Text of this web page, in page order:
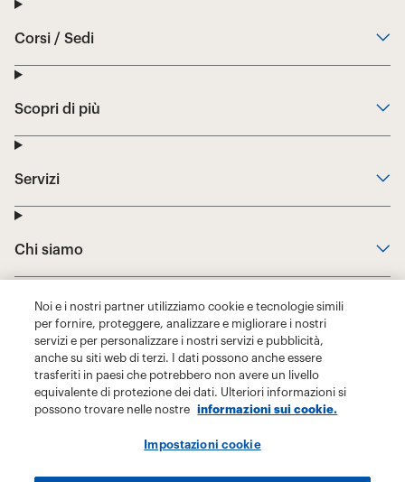
Noi e i nostri partner utilizziamo cookie e tecnologie simili
per fornire, proteggere, analizzare e migliorare i nostri
servizi e per personalizzare i nostri servizi e pubblicità,
anche su siti web di terzi. I dati possono anche essere
trasferiti in paesi che potrebbero non avere un livello
equivalente di protezione dei dati. Ulteriori informazioni si
possono trovare nelle nostre
informazioni sui cookie.
Impostazioni cookie